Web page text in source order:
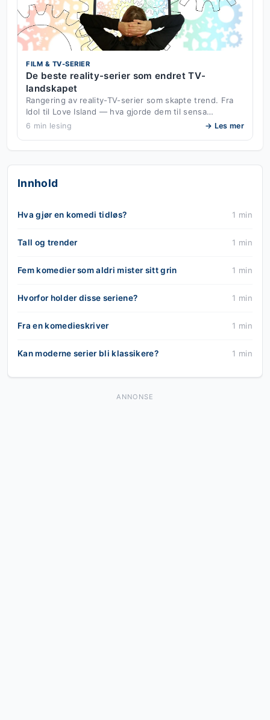
FILM & TV-SERIER
De beste reality-serier som endret TV-
landskapet
Rangering av reality-TV-serier som skapte trend. Fra
Idol til Love Island — hva gjorde dem til sensa…
6 min lesing → Les mer
Innhold
Hva gjør en komedi tidløs? 1 min
Tall og trender 1 min
Fem komedier som aldri mister sitt grin 1 min
Hvorfor holder disse seriene? 1 min
Fra en komedieskriver 1 min
Kan moderne serier bli klassikere? 1 min
ANNONSE